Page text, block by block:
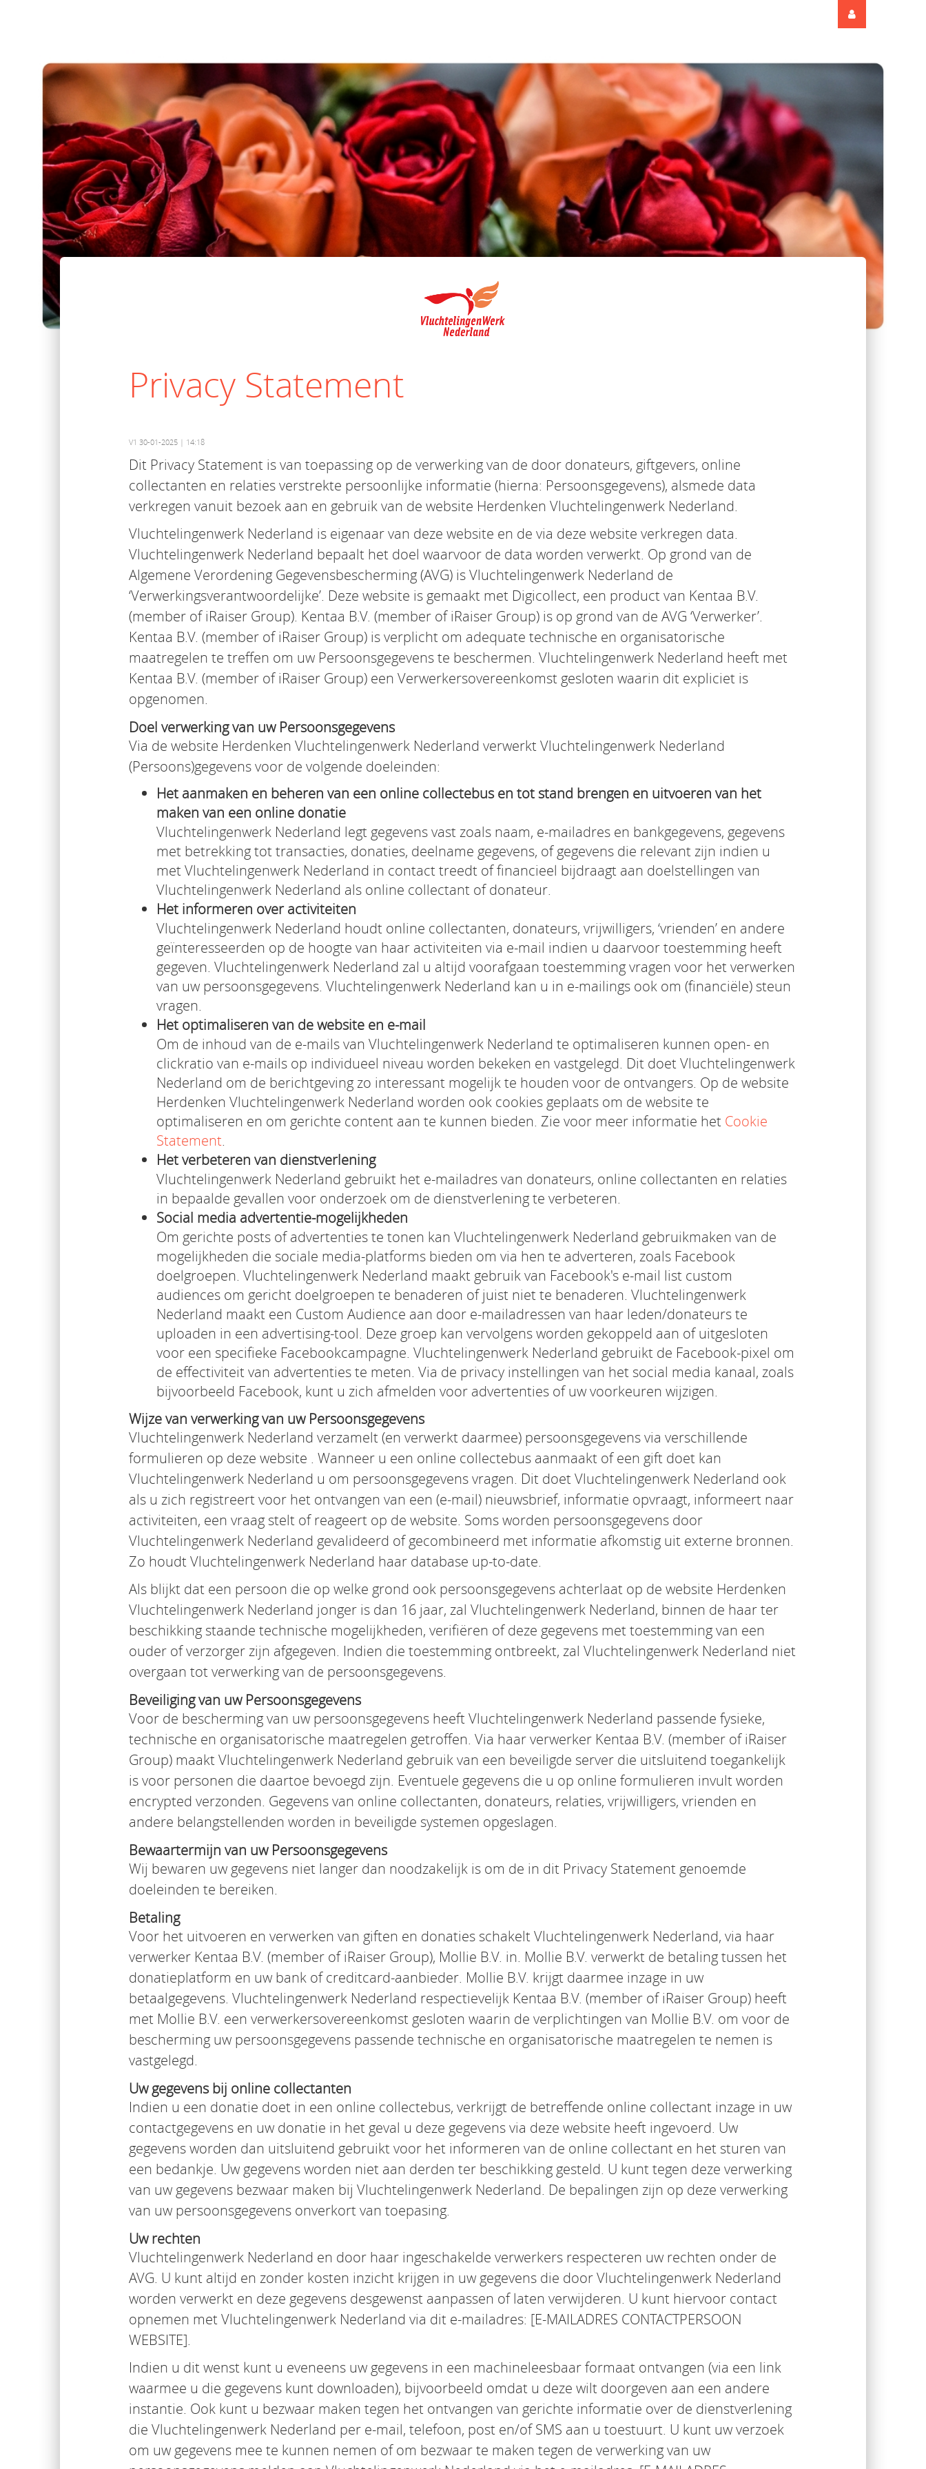
Privacy Statement
V1 30-01-2025 | 14:18
Dit Privacy Statement is van toepassing op de verwerking van de door donateurs, giftgevers, online
collectanten en relaties verstrekte persoonlijke informatie (hierna: Persoonsgegevens), alsmede data
verkregen vanuit bezoek aan en gebruik van de website Herdenken Vluchtelingenwerk Nederland.
Vluchtelingenwerk Nederland is eigenaar van deze website en de via deze website verkregen data.
Vluchtelingenwerk Nederland bepaalt het doel waarvoor de data worden verwerkt. Op grond van de
Algemene Verordening Gegevensbescherming (AVG) is Vluchtelingenwerk Nederland de
‘Verwerkingsverantwoordelijke’. Deze website is gemaakt met Digicollect, een product van Kentaa B.V.
(member of iRaiser Group). Kentaa B.V. (member of iRaiser Group) is op grond van de AVG ‘Verwerker’.
Kentaa B.V. (member of iRaiser Group) is verplicht om adequate technische en organisatorische
maatregelen te treffen om uw Persoonsgegevens te beschermen. Vluchtelingenwerk Nederland heeft met
Kentaa B.V. (member of iRaiser Group) een Verwerkersovereenkomst gesloten waarin dit expliciet is
opgenomen.
Doel verwerking van uw Persoonsgegevens
Via de website Herdenken Vluchtelingenwerk Nederland verwerkt Vluchtelingenwerk Nederland
(Persoons)gegevens voor de volgende doeleinden:
Het aanmaken en beheren van een online collectebus en tot stand brengen en uitvoeren van het
maken van een online donatie
Vluchtelingenwerk Nederland legt gegevens vast zoals naam, e-mailadres en bankgegevens, gegevens
met betrekking tot transacties, donaties, deelname gegevens, of gegevens die relevant zijn indien u
met Vluchtelingenwerk Nederland in contact treedt of financieel bijdraagt aan doelstellingen van
Vluchtelingenwerk Nederland als online collectant of donateur.
Het informeren over activiteiten
Vluchtelingenwerk Nederland houdt online collectanten, donateurs, vrijwilligers, ‘vrienden’ en andere
geïnteresseerden op de hoogte van haar activiteiten via e-mail indien u daarvoor toestemming heeft
gegeven. Vluchtelingenwerk Nederland zal u altijd voorafgaan toestemming vragen voor het verwerken
van uw persoonsgegevens. Vluchtelingenwerk Nederland kan u in e-mailings ook om (financiële) steun
vragen.
Het optimaliseren van de website en e-mail
Om de inhoud van de e-mails van Vluchtelingenwerk Nederland te optimaliseren kunnen open- en
clickratio van e-mails op individueel niveau worden bekeken en vastgelegd. Dit doet Vluchtelingenwerk
Nederland om de berichtgeving zo interessant mogelijk te houden voor de ontvangers. Op de website
Herdenken Vluchtelingenwerk Nederland worden ook cookies geplaats om de website te
optimaliseren en om gerichte content aan te kunnen bieden. Zie voor meer informatie het Cookie
Statement.
Het verbeteren van dienstverlening
Vluchtelingenwerk Nederland gebruikt het e-mailadres van donateurs, online collectanten en relaties
in bepaalde gevallen voor onderzoek om de dienstverlening te verbeteren.
Social media advertentie-mogelijkheden
Om gerichte posts of advertenties te tonen kan Vluchtelingenwerk Nederland gebruikmaken van de
mogelijkheden die sociale media-platforms bieden om via hen te adverteren, zoals Facebook
doelgroepen. Vluchtelingenwerk Nederland maakt gebruik van Facebook's e-mail list custom
audiences om gericht doelgroepen te benaderen of juist niet te benaderen. Vluchtelingenwerk
Nederland maakt een Custom Audience aan door e-mailadressen van haar leden/donateurs te
uploaden in een advertising-tool. Deze groep kan vervolgens worden gekoppeld aan of uitgesloten
voor een specifieke Facebookcampagne. Vluchtelingenwerk Nederland gebruikt de Facebook-pixel om
de effectiviteit van advertenties te meten. Via de privacy instellingen van het social media kanaal, zoals
bijvoorbeeld Facebook, kunt u zich afmelden voor advertenties of uw voorkeuren wijzigen.
Wijze van verwerking van uw Persoonsgegevens
Vluchtelingenwerk Nederland verzamelt (en verwerkt daarmee) persoonsgegevens via verschillende
formulieren op deze website . Wanneer u een online collectebus aanmaakt of een gift doet kan
Vluchtelingenwerk Nederland u om persoonsgegevens vragen. Dit doet Vluchtelingenwerk Nederland ook
als u zich registreert voor het ontvangen van een (e-mail) nieuwsbrief, informatie opvraagt, informeert naar
activiteiten, een vraag stelt of reageert op de website. Soms worden persoonsgegevens door
Vluchtelingenwerk Nederland gevalideerd of gecombineerd met informatie afkomstig uit externe bronnen.
Zo houdt Vluchtelingenwerk Nederland haar database up-to-date.
Als blijkt dat een persoon die op welke grond ook persoonsgegevens achterlaat op de website Herdenken
Vluchtelingenwerk Nederland jonger is dan 16 jaar, zal Vluchtelingenwerk Nederland, binnen de haar ter
beschikking staande technische mogelijkheden, verifiëren of deze gegevens met toestemming van een
ouder of verzorger zijn afgegeven. Indien die toestemming ontbreekt, zal Vluchtelingenwerk Nederland niet
overgaan tot verwerking van de persoonsgegevens.
Beveiliging van uw Persoonsgegevens
Voor de bescherming van uw persoonsgegevens heeft Vluchtelingenwerk Nederland passende fysieke,
technische en organisatorische maatregelen getroffen. Via haar verwerker Kentaa B.V. (member of iRaiser
Group) maakt Vluchtelingenwerk Nederland gebruik van een beveiligde server die uitsluitend toegankelijk
is voor personen die daartoe bevoegd zijn. Eventuele gegevens die u op online formulieren invult worden
encrypted verzonden. Gegevens van online collectanten, donateurs, relaties, vrijwilligers, vrienden en
andere belangstellenden worden in beveiligde systemen opgeslagen.
Bewaartermijn van uw Persoonsgegevens
Wij bewaren uw gegevens niet langer dan noodzakelijk is om de in dit Privacy Statement genoemde
doeleinden te bereiken.
Betaling
Voor het uitvoeren en verwerken van giften en donaties schakelt Vluchtelingenwerk Nederland, via haar
verwerker Kentaa B.V. (member of iRaiser Group), Mollie B.V. in. Mollie B.V. verwerkt de betaling tussen het
donatieplatform en uw bank of creditcard-aanbieder. Mollie B.V. krijgt daarmee inzage in uw
betaalgegevens. Vluchtelingenwerk Nederland respectievelijk Kentaa B.V. (member of iRaiser Group) heeft
met Mollie B.V. een verwerkersovereenkomst gesloten waarin de verplichtingen van Mollie B.V. om voor de
bescherming uw persoonsgegevens passende technische en organisatorische maatregelen te nemen is
vastgelegd.
Uw gegevens bij online collectanten
Indien u een donatie doet in een online collectebus, verkrijgt de betreffende online collectant inzage in uw
contactgegevens en uw donatie in het geval u deze gegevens via deze website heeft ingevoerd. Uw
gegevens worden dan uitsluitend gebruikt voor het informeren van de online collectant en het sturen van
een bedankje. Uw gegevens worden niet aan derden ter beschikking gesteld. U kunt tegen deze verwerking
van uw gegevens bezwaar maken bij Vluchtelingenwerk Nederland. De bepalingen zijn op deze verwerking
van uw persoonsgegevens onverkort van toepasing.
Uw rechten
Vluchtelingenwerk Nederland en door haar ingeschakelde verwerkers respecteren uw rechten onder de
AVG. U kunt altijd en zonder kosten inzicht krijgen in uw gegevens die door Vluchtelingenwerk Nederland
worden verwerkt en deze gegevens desgewenst aanpassen of laten verwijderen. U kunt hiervoor contact
opnemen met Vluchtelingenwerk Nederland via dit e-mailadres: [E-MAILADRES CONTACTPERSOON
WEBSITE].
Indien u dit wenst kunt u eveneens uw gegevens in een machineleesbaar formaat ontvangen (via een link
waarmee u die gegevens kunt downloaden), bijvoorbeeld omdat u deze wilt doorgeven aan een andere
instantie. Ook kunt u bezwaar maken tegen het ontvangen van gerichte informatie over de dienstverlening
die Vluchtelingenwerk Nederland per e-mail, telefoon, post en/of SMS aan u toestuurt. U kunt uw verzoek
om uw gegevens mee te kunnen nemen of om bezwaar te maken tegen de verwerking van uw